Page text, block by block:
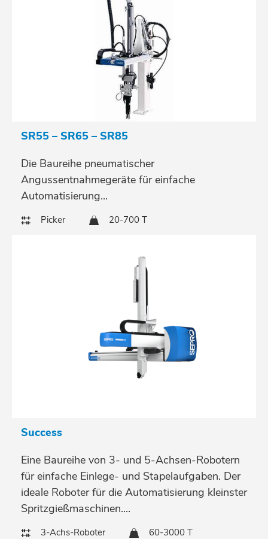
SR55 – SR65 – SR85
Die Baureihe pneumatischer
Angussentnahmegeräte für einfache
Automatisierung...
Picker 20-700 T
Success
Eine Baureihe von 3- und 5-Achsen-Robotern
für einfache Einlege- und Stapelaufgaben. Der
ideale Roboter für die Automatisierung kleinster
Spritzgießmaschinen....
3-Achs-Roboter 60-3000 T